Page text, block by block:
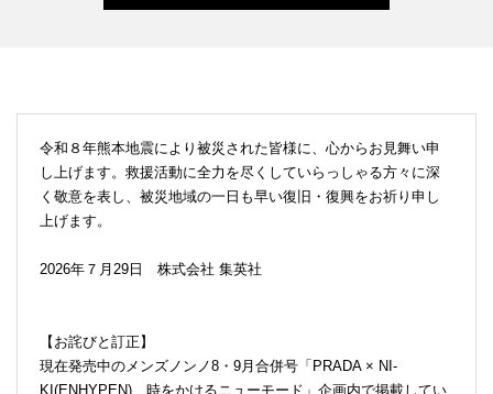
令和８年熊本地震により被災された皆様に、心からお見舞い申
し上げます。救援活動に全力を尽くしていらっしゃる方々に深
く敬意を表し、被災地域の一日も早い復旧・復興をお祈り申し
上げます。
2026年７月29日 株式会社 集英社
【お詫びと訂正】
現在発売中のメンズノンノ8・9月合併号「PRADA × NI-
KI(ENHYPEN) 時をかけるニューモード」企画内で掲載してい